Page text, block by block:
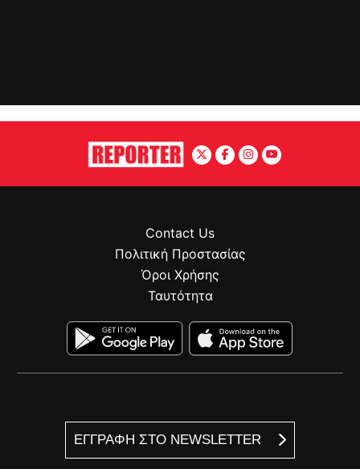
ΕΓΓΡΑΦΗ ΣΤΟ NEWSLETTER
Contact Us
Πολιτική Προστασίας
Όροι Χρήσης
Ταυτότητα